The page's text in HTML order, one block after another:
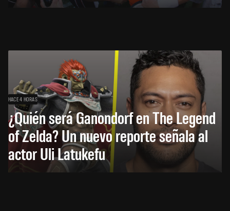
HACE 4 HORAS
¿Quién será Ganondorf en The Legend
of Zelda? Un nuevo reporte señala al
actor Uli Latukefu